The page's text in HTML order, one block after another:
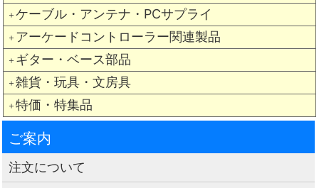
＋ ケーブル・アンテナ・PCサプライ
＋ アーケードコントローラー関連製品
＋ ギター・ベース部品
＋ 雑貨・玩具・文房具
＋ 特価・特集品
ご案内
注文について